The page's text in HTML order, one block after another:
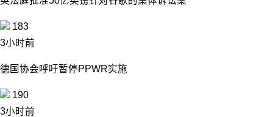
183
3小时前
德国协会呼吁暂停PPWR实施
190
3小时前